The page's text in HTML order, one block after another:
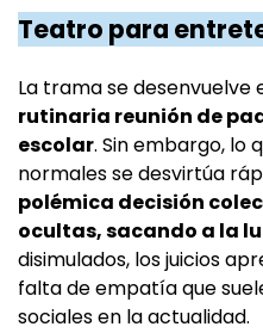
Teatro para
La trama se desenvuelve
rutinaria reunión de
escolar. Sin embargo, lo
normales se desvirtúa
polémica decisión
ocultas, sacando a la
disimulados, los juicios
falta de empatía que
sociales en la actualidad.